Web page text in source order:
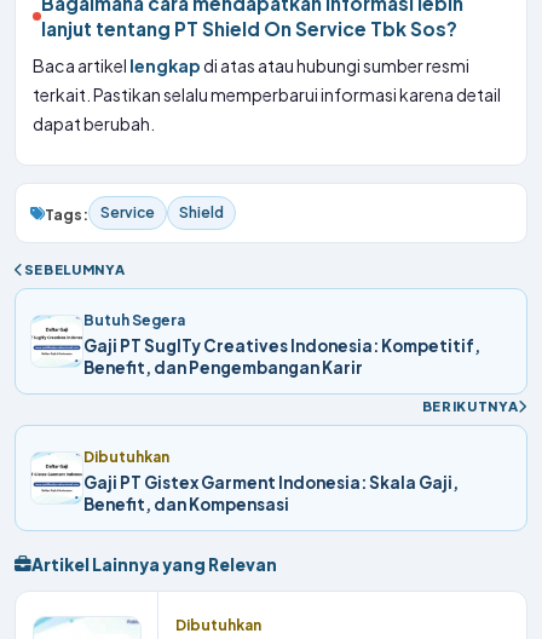
lanjut tentang PT Shield On Service Tbk Sos?
Baca artikel lengkapdi atas atau hubungi sumber resmi
terkait. Pastikan selalu memperbarui informasi karena detail
dapat berubah.
Tags: Service Shield
SEBELUMNYA
Butuh Segera
Gaji PT SugITy Creatives Indonesia: Kompetitif,
Benefit, dan Pengembangan Karir
BERIKUTNYA
Dibutuhkan
Gaji PT Gistex Garment Indonesia: Skala Gaji,
Benefit, dan Kompensasi
Artikel Lainnya yang Relevan
Dibutuhkan